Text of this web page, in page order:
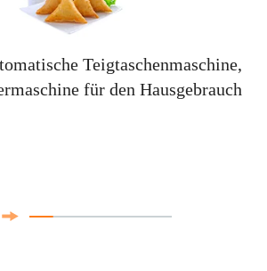
Teigtaschenmaschine,
für den Hausgebrauch